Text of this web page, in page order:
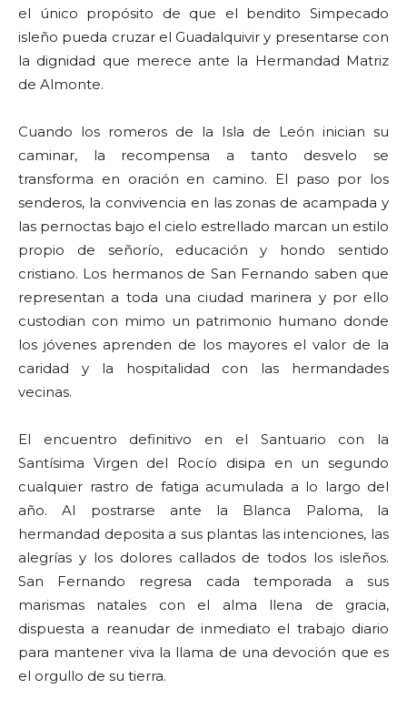
el único propósito de que el bendito Simpecado
isleño pueda cruzar el Guadalquivir y presentarse con
la dignidad que merece ante la Hermandad Matriz
de Almonte.
Cuando los romeros de la Isla de León inician su
caminar, la recompensa a tanto desvelo se
transforma en oración en camino. El paso por los
senderos, la convivencia en las zonas de acampada y
las pernoctas bajo el cielo estrellado marcan un estilo
propio de señorío, educación y hondo sentido
cristiano. Los hermanos de San Fernando saben que
representan a toda una ciudad marinera y por ello
custodian con mimo un patrimonio humano donde
los jóvenes aprenden de los mayores el valor de la
caridad y la hospitalidad con las hermandades
vecinas.
El encuentro definitivo en el Santuario con la
Santísima Virgen del Rocío disipa en un segundo
cualquier rastro de fatiga acumulada a lo largo del
año. Al postrarse ante la Blanca Paloma, la
hermandad deposita a sus plantas las intenciones, las
alegrías y los dolores callados de todos los isleños.
San Fernando regresa cada temporada a sus
marismas natales con el alma llena de gracia,
dispuesta a reanudar de inmediato el trabajo diario
para mantener viva la llama de una devoción que es
el orgullo de su tierra.